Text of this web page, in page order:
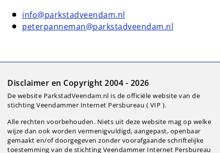
info@parkstadveendam.nl
peterpanneman@parkstadveendam.nl
Disclaimer en Copyright 2004 - 2026
De website ParkstadVeendam.nl is de officiële website van de
stichting Veendammer Internet Persbureau ( VIP ).
Alle rechten voorbehouden. Niets uit deze website mag op welke
wijze dan ook worden vermenigvuldigd, aangepast, openbaar
gemaakt en/of doorgegeven zonder voorafgaande schriftelijke
toestemming van de stichting Veendammer Internet Persbureau